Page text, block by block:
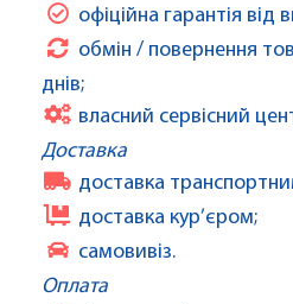
офіційна гарантія від
обмін / повернення
днів;
власний сервісний
Доставка
доставка
доставка кур’єром;
самовивіз.
Оплата